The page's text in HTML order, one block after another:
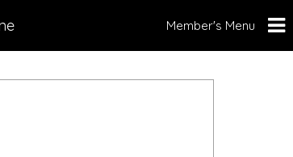
Member's Menu